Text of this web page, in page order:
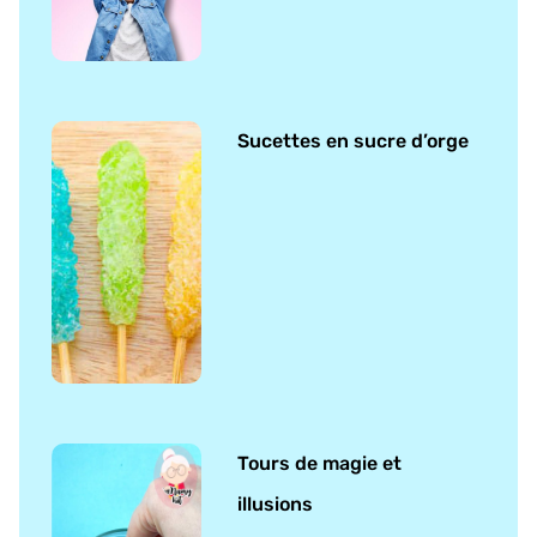
Sucettes en sucre d’orge
Tours de magie et
illusions